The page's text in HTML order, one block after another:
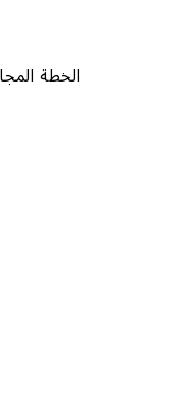
الخطة المجانية ٠